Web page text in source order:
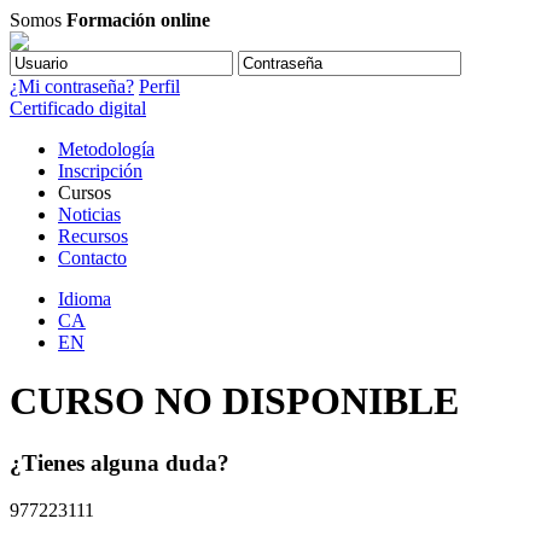
Somos Formación online
¿Mi contraseña? Perfil
Certificado digital
Metodología
Inscripción
Cursos
Noticias
Recursos
Contacto
Idioma
CA
EN
CURSO NO DISPONIBLE
¿Tienes alguna duda?
977223111